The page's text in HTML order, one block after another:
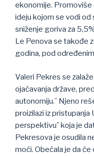
ekonomije.
ideju kojom se vodi
sniženje goriva za
Le Penova se takođe
godina, pod
Valeri Pekres se
ojačavanja države,
autonomiju.¨ Njeno
proizilazi iz pristupanja
perspektivu¨ koja je
Pekresova je osudila
moći. Obećala je da